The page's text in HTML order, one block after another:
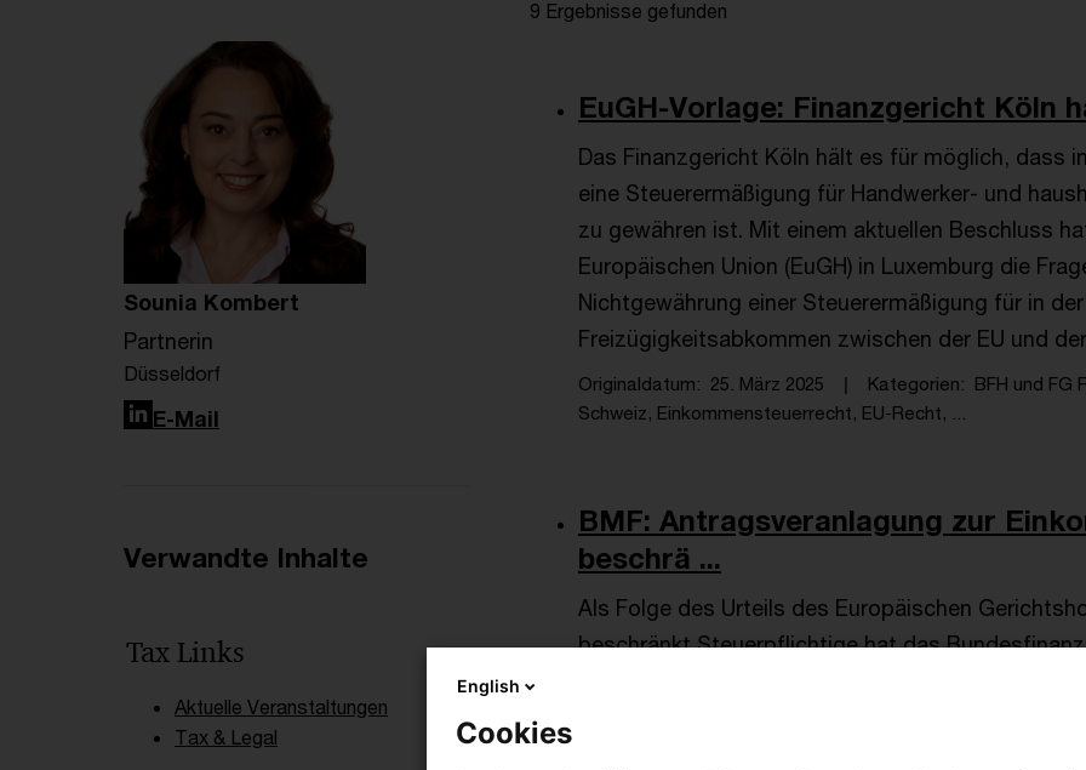
9 Ergebnisse gefunden
EuGH-Vorlage: Finanzgericht Köln
Das Finanzgericht Köln hält es für möglich, dass
eine Steuerermäßigung für Handwerker- und
zu gewähren ist. Mit einem aktuellen Beschluss
Europäischen Union (EuGH) in Luxemburg die
Nichtgewährung einer Steuerermäßigung für in
Freizügigkeitsabkommen zwischen der EU und
Originaldatum 25. März 2025 Kategorien BFH und FG
Schweiz, Einkommensteuerrecht, EU-Recht, ...
BMF: Antragsveranlagung zur
beschrä ...
Als Folge des Urteils des Europäischen
beschränkt Steuerpflichtige hat das
Verlautbarung - „im Vorgriff auf eine gesetzliche
Veranlagung zur Einkommensteuer auch für
Schweizerischen Eidgenossenschaft in ihren
Sounia Kombert
Partnerin
Düsseldorf
LinkedIn
E-Mail
Verwandte Inhalte
Tax Links
Aktuelle Veranstaltungen
Tax & Legal
English
Cookies